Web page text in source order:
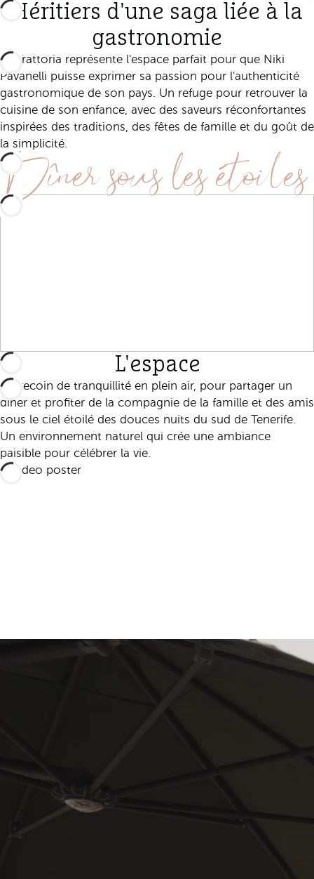
Héritiers d'une saga liée à la
gastronomie
La Trattoria représente l'espace parfait pour que Niki
Pavanelli puisse exprimer sa passion pour l'authenticité
gastronomique de son pays. Un refuge pour retrouver la
cuisine de son enfance, avec des saveurs réconfortantes
inspirées des traditions, des fêtes de famille et du goût de
la simplicité.
Dîner sous les étoiles
L'espace
Un recoin de tranquillité en plein air, pour partager un
dîner et profiter de la compagnie de la famille et des amis
sous le ciel étoilé des douces nuits du sud de Tenerife.
Un environnement naturel qui crée une ambiance
paisible pour célébrer la vie.